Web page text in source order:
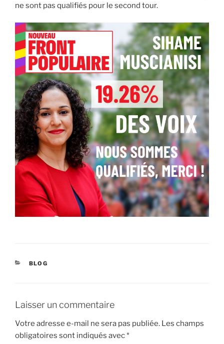
ne sont pas qualifiés pour le second tour.
CATÉGORIES
BLOG
Laisser un commentaire
Votre adresse e-mail ne sera pas publiée. Les champs
obligatoires sont indiqués avec*